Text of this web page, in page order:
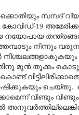
സമ്പദ്
കോവിഡ്-19
നയോപായ
നിന്നും
മുൻ തൂക്കം
ചെയ്തു.
വീണ്ടും